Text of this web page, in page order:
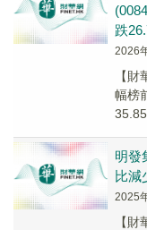
跌
2026
【
幅榜
明發
比減
2025
【